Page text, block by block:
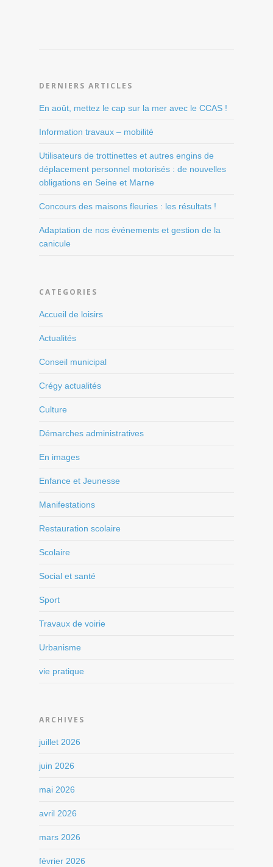
DERNIERS ARTICLES
En août, mettez le cap sur la mer avec le CCAS !
Information travaux – mobilité
Utilisateurs de trottinettes et autres engins de
déplacement personnel motorisés : de nouvelles
obligations en Seine et Marne
Concours des maisons fleuries : les résultats !
Adaptation de nos événements et gestion de la
canicule
CATEGORIES
Accueil de loisirs
Actualités
Conseil municipal
Crégy actualités
Culture
Démarches administratives
En images
Enfance et Jeunesse
Manifestations
Restauration scolaire
Scolaire
Social et santé
Sport
Travaux de voirie
Urbanisme
vie pratique
ARCHIVES
juillet 2026
juin 2026
mai 2026
avril 2026
mars 2026
février 2026